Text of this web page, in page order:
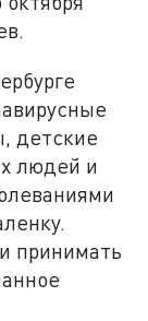
детские
людей и
принимать